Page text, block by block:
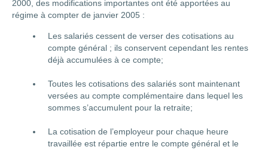
2000, des modifications importantes ont été apportées au
régime à compter de janvier 2005 :
Les salariés cessent de verser des cotisations au
compte général ; ils conservent cependant les rentes
déjà accumulées à ce compte;
Toutes les cotisations des salariés sont maintenant
versées au compte complémentaire dans lequel les
sommes s’accumulent pour la retraite;
La cotisation de l’employeur pour chaque heure
travaillée est répartie entre le compte général et le